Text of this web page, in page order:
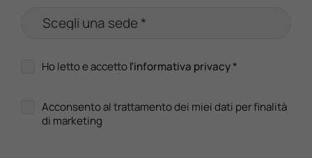
Ho letto e accettol'informativa privacy*
Acconsento al trattamento dei miei dati per finalità
di marketing